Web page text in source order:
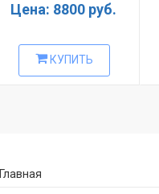
Цена: 8800 руб.
КУПИТЬ
Главная